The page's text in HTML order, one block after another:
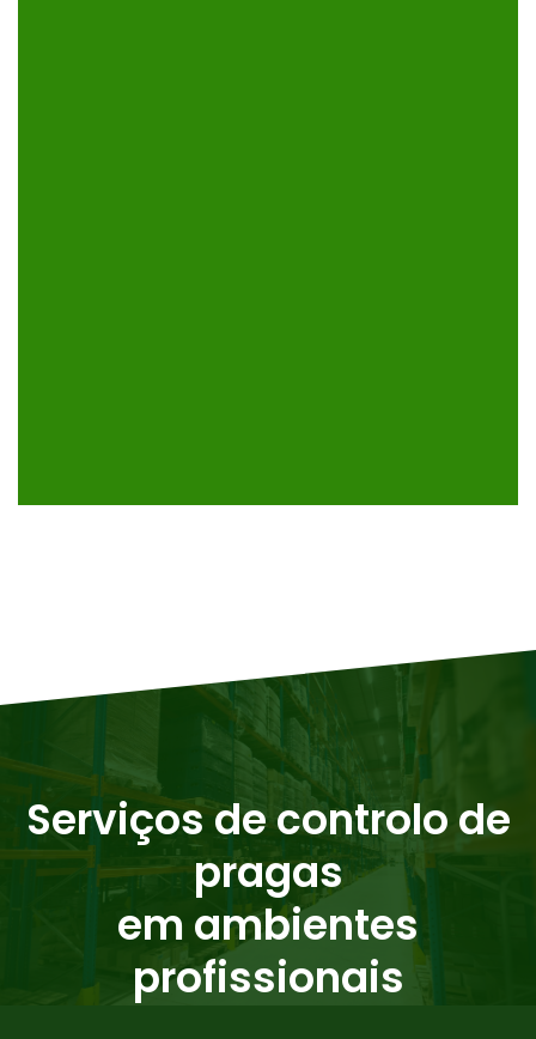
Serviços de controlo de
pragas
em ambientes
profissionais